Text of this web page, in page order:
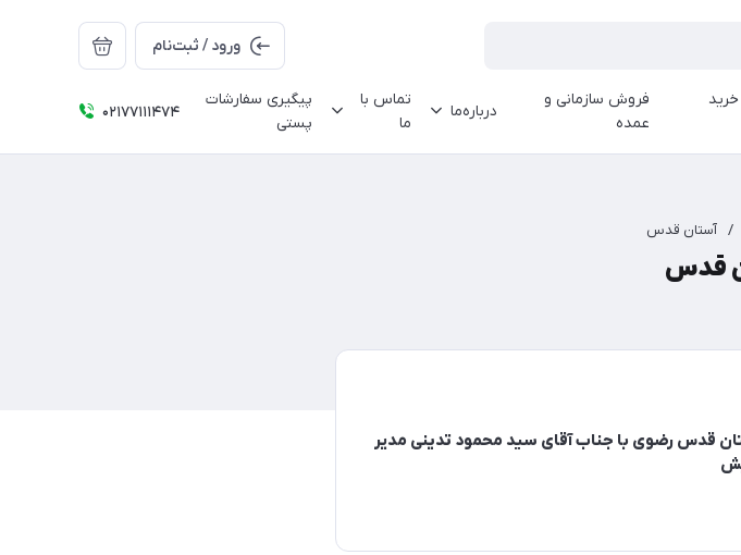
ورود / ثبت‌نام
فروش سازمانی و
عمده
درباره‌ما
تماس با
ما
پیگیری سفارشات
پستی
02177111474
/ آستان قدس
قدس
قدس رضوی با جناب آقای سید محمود تدینی مدیر